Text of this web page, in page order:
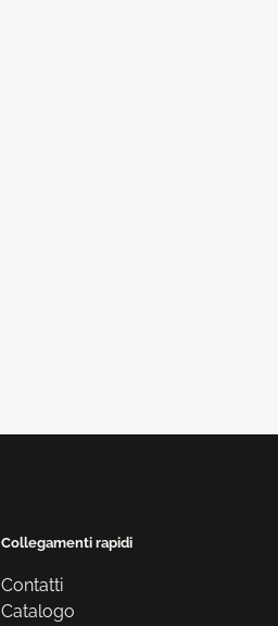
Collegamenti rapidi
Contatti
Catalogo